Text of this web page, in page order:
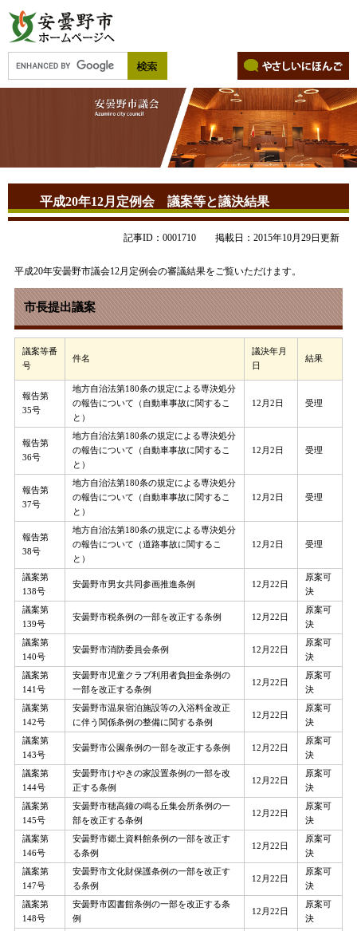
平成20年12月定例会 議案等と議決結果
記事ID：0001710 掲載日：2015年10月29日更新
平成20年安曇野市議会12月定例会の審議結果をご覧いただけます。
市長提出議案
議案等番
号
件名
議決年月
日
結果
報告第
35号
地方自治法第180条の規定による専決処分
の報告について（自動車事故に関するこ
と）
12月2日 受理
報告第
36号
地方自治法第180条の規定による専決処分
の報告について（自動車事故に関するこ
と）
12月2日 受理
報告第
37号
地方自治法第180条の規定による専決処分
の報告について（自動車事故に関するこ
と）
12月2日 受理
報告第
38号
地方自治法第180条の規定による専決処分
の報告について（道路事故に関するこ
と）
12月2日 受理
議案第
138号
安曇野市男女共同参画推進条例 12月22日
原案可
決
議案第
139号
安曇野市税条例の一部を改正する条例 12月22日
原案可
決
議案第
140号
安曇野市消防委員会条例 12月22日
原案可
決
議案第
141号
安曇野市児童クラブ利用者負担金条例の
一部を改正する条例
12月22日
原案可
決
議案第
142号
安曇野市温泉宿泊施設等の入浴料金改正
に伴う関係条例の整備に関する条例
12月22日
原案可
決
議案第
143号
安曇野市公園条例の一部を改正する条例 12月22日
原案可
決
議案第
144号
安曇野市けやきの家設置条例の一部を改
正する条例
12月22日
原案可
決
議案第
145号
安曇野市穂高鐘の鳴る丘集会所条例の一
部を改正する条例
12月22日
原案可
決
議案第
146号
安曇野市郷土資料館条例の一部を改正す
る条例
12月22日
原案可
決
議案第
147号
安曇野市文化財保護条例の一部を改正す
る条例
12月22日
原案可
決
議案第
148号
安曇野市図書館条例の一部を改正する条
例
12月22日
原案可
決